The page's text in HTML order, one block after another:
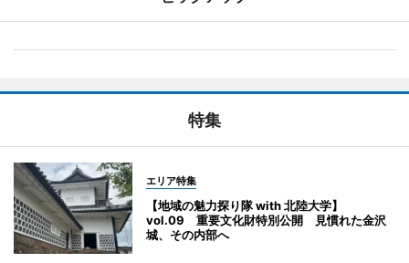
特集
エリア特集
【地域の魅力探り隊 with 北陸大学】
vol.09 重要文化財特別公開 見慣れた金沢
城、その内部へ